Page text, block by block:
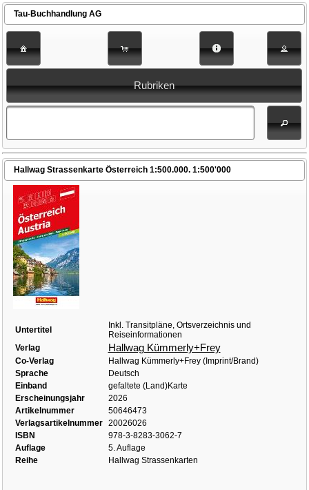
Tau-Buchhandlung AG
Rubriken
Hallwag Strassenkarte Österreich 1:500.000. 1:500'000
Untertitel
Inkl. Transitpläne, Ortsverzeichnis und
Reiseinformationen
Verlag
Hallwag Kümmerly+Frey
Co-Verlag
Hallwag Kümmerly+Frey (Imprint/Brand)
Sprache
Deutsch
Einband
gefaltete (Land)Karte
Erscheinungsjahr
2026
Artikelnummer
50646473
Verlagsartikelnummer
20026026
ISBN
978-3-8283-3062-7
Auflage
5. Auflage
Reihe
Hallwag Strassenkarten